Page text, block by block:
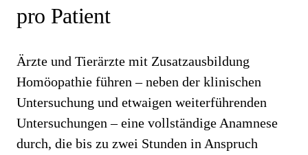
pro Patient
Ärzte und Tierärzte mit Zusatzausbildung
Homöopathie führen – neben der klinischen
Untersuchung und etwaigen weiterführenden
Untersuchungen – eine vollständige Anamnese
durch, die bis zu zwei Stunden in Anspruch